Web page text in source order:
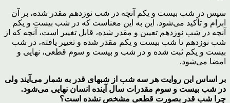
سپس در شب بیست و یکم آنچه در شب نوزدهم مقدر شده، بر آن
ابرام و تأکید می‌‏شود. این به این معناست که در شب بیست و یکم
آنچه در شب نوزدهم تعیین و مقدر شده، قابل تغییر است، آنچه که از
شب نوزدهم تا شب بیست و یکم مقدر شده و تغییر یافته، در شب
بیست و یکم ثبت شده و در شب و بیست و سوم قطعی، نهایی و
امضا می‌‏شود.
بر اساس این روایت هر سه شب از شبهای قدر به شمار می‌آیند ولی
در شب بیست و سوم مقدرات سال آینده انسان نهایی می‌شود.
چرا شب قدر بصورت قطعی مشخص نشده است؟